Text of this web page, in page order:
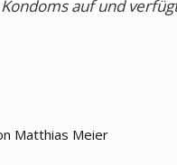
auf und
Matthias Meier